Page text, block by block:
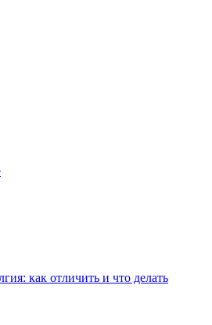
как отличить и что делать